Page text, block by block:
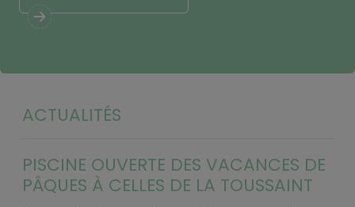
ACTUALITÉS
PISCINE OUVERTE DES VACANCES DE
PÂQUES À CELLES DE LA TOUSSAINT